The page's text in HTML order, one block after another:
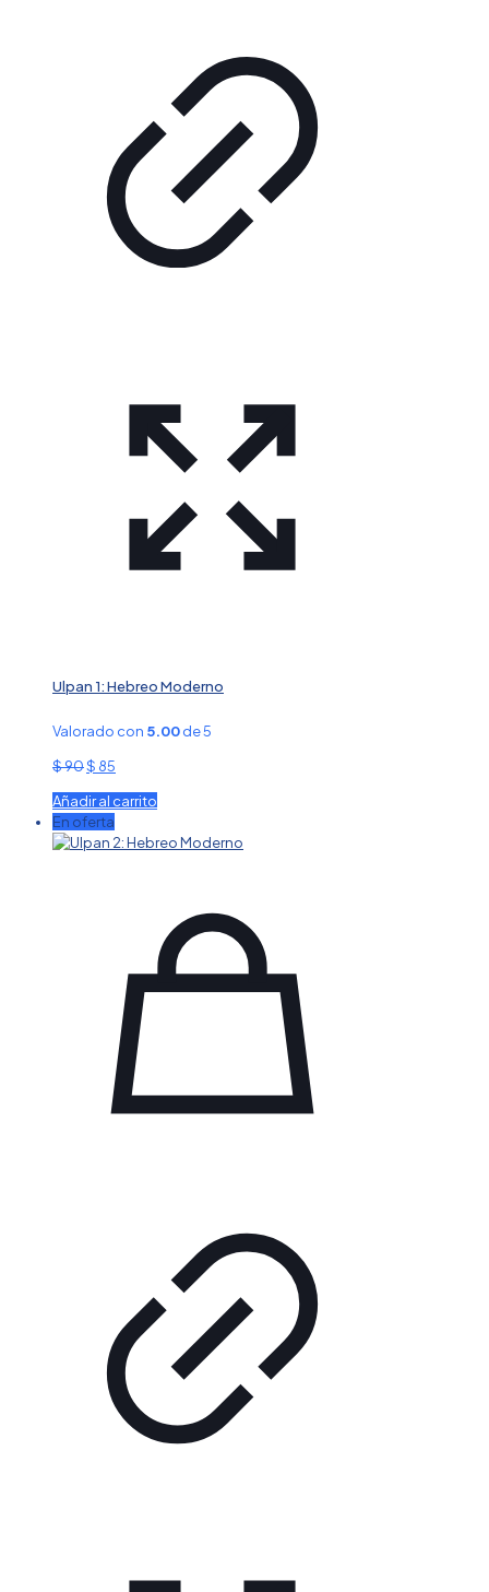
Ulpan 1: Hebreo Moderno
Valorado con 5.00de 5
$90El
original
era:
$ 90.
$ 85
actual
$ 85.
Añadir al carrito
En oferta